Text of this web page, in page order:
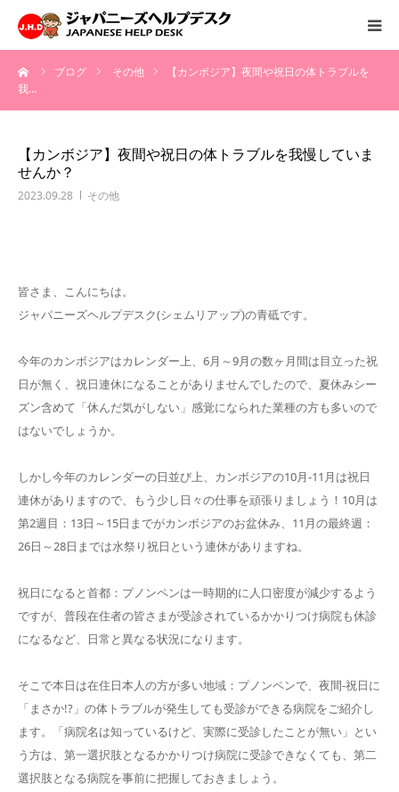
ブログ その他
【カンボジア】夜間や祝日の体トラブルを
我…
【カンボジア】夜間や祝日の体トラブルを我慢していま
せんか？
2023.09.28
その他
皆さま、こんにちは。
ジャパニーズヘルプデスク(シェムリアップ)の青砥です。
今年のカンボジアはカレンダー上、6月～9月の数ヶ月間は目立った祝
日が無く、祝日連休になることがありませんでしたので、夏休みシー
ズン含めて「休んだ気がしない」感覚になられた業種の方も多いので
はないでしょうか。
しかし今年のカレンダーの日並び上、カンボジアの10月‐11月は祝日
連休がありますので、もう少し日々の仕事を頑張りましょう！10月は
第2週目：13日～15日までがカンボジアのお盆休み、11月の最終週：
26日～28日までは水祭り祝日という連休がありますね。
祝日になると首都：プノンペンは一時期的に人口密度が減少するよう
ですが、普段在住者の皆さまが受診されているかかりつけ病院も休診
になるなど、日常と異なる状況になります。
そこで本日は在住日本人の方が多い地域：プノンペンで、夜間‐祝日に
「まさか!?」の体トラブルが発生しても受診ができる病院をご紹介し
ます。「病院名は知っているけど、実際に受診したことが無い」とい
う方は、第一選択肢となるかかりつけ病院に受診できなくても、第二
選択肢となる病院を事前に把握しておきましょう。
HOME
病院情報